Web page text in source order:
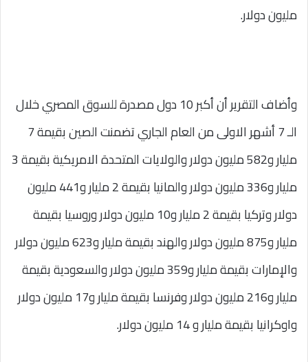
مليون دولار.
وأضاف التقرير أن أكبر 10 دول مصدرة للسوق المصري خلال
الـ 7 أشهر الاولى من العام الجاري تضمنت الصين بقيمة 7
مليار و582 مليون دولار والولايات المتحدة الامريكية بقيمة 3
مليار و336 مليون دولار والمانيا بقيمة 2 مليار و441 مليون
دولار وتركيا بقيمة 2 مليار و10 مليون دولار وروسيا بقيمة
مليار و875 مليون دولار والهند بقيمة مليار و623 مليون دولار
والإمارات بقيمة مليار و359 مليون دولار والسعودية بقيمة
مليار و216 مليون دولار وفرنسا بقيمة مليار و17 مليون دولار
واوكرانيا بقيمة مليار و 14 مليون دولار.